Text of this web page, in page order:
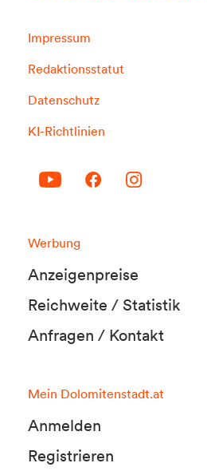
Impressum
Redaktionsstatut
Datenschutz
KI-Richtlinien
Werbung
Anzeigenpreise
Reichweite / Statistik
Anfragen / Kontakt
Mein Dolomitenstadt.at
Anmelden
Registrieren